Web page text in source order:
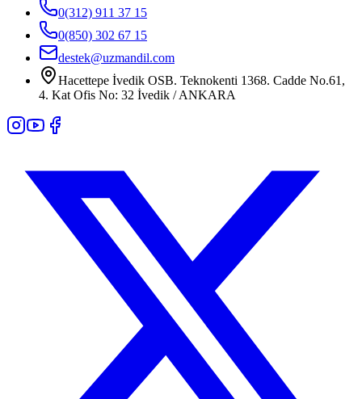
0(312) 911 37 15
0(850) 302 67 15
destek@uzmandil.com
Hacettepe İvedik OSB. Teknokenti 1368. Cadde No.61,
4. Kat Ofis No: 32 İvedik / ANKARA